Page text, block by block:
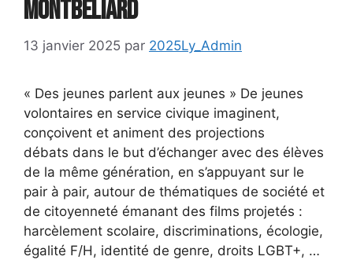
Montbéliard
13 janvier 2025 par 2025Ly_Admin
« Des jeunes parlent aux jeunes » De jeunes
volontaires en service civique imaginent,
conçoivent et animent des projections
débats dans le but d’échanger avec des élèves
de la même génération, en s’appuyant sur le
pair à pair, autour de thématiques de société et
de citoyenneté émanant des films projetés :
harcèlement scolaire, discriminations, écologie,
égalité F/H, identité de genre, droits LGBT+, …